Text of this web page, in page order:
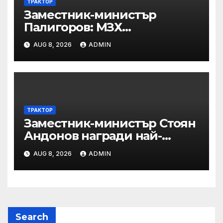
ТРАКТОР
Заместник-министър
Палигоров: МЗХ
предприема комплекс от
мерки за възстановяване на
горите от съхненето и на
полезащитните пояси в
AUG 8, 2026 ADMIN
ТРАКТОР
Заместник-министър Стоян
Андонов награди най-
заслужилите спортисти на
ОСК “Левски”
AUG 8, 2026 ADMIN
Search